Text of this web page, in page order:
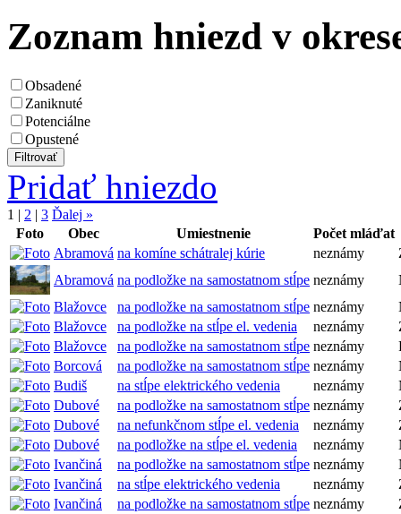
Zoznam hniezd v
Obsadené
Zaniknuté
Potenciálne
Opustené
Pridať hniezdo
1 | 2 | 3 Ďalej »
Foto
Obec Umiestnenie
Počet mláďat
Abramová na komíne schátralej kúrie neznámy
Abramová na podložke na samostatnom stĺpe neznámy
Blažovce
na podložke na samostatnom stĺpe neznámy
Blažovce
na podložke na stĺpe el. vedenia neznámy
Blažovce
na podložke na samostatnom stĺpe neznámy
Borcová
na podložke na samostatnom stĺpe neznámy
Budiš
na stĺpe elektrického vedenia neznámy
Dubové
na podložke na samostatnom stĺpe neznámy
Dubové
na nefunkčnom stĺpe el. vedenia neznámy
Dubové
na podložke na stĺpe el. vedenia neznámy
Ivančiná
na podložke na samostatnom stĺpe neznámy
Ivančiná
na stĺpe elektrického vedenia neznámy
Ivančiná
na podložke na samostatnom stĺpe neznámy